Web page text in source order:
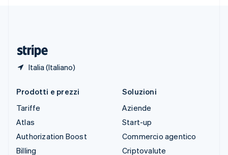
Italia (Italiano)
Prodotti e prezzi
Tariffe
Atlas
Authorization Boost
Billing
Soluzioni
Aziende
Start-up
Commercio agentico
Criptovalute